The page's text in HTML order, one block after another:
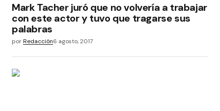
Mark Tacher juró que no volvería a trabajar
con este actor y tuvo que tragarse sus
palabras
porRedacción6 agosto, 2017